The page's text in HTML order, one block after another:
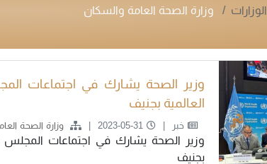
الوزارات وزارة الصحة العامة والسكان
وزير الصحة يشارك في اجتماعات
العالمية بجنيف
خبر 2023-05-31 وزارة الصحة
وزير الصحة يشارك في اجتماعات المجلس
بجنيف